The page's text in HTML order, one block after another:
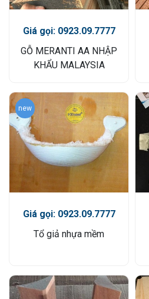
Giá gọi: 0923.09.7777
GỖ MERANTI AA NHẬP
KHẨU MALAYSIA
new
Giá gọi: 0923.09.7777
Tổ giả nhựa mềm